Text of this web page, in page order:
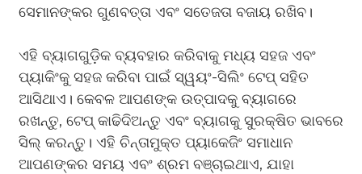
ସେମାନଙ୍କର ଗୁଣବତ୍ତା ଏବଂ ସତେଜତା ବଜାୟ ରଖିବ।
ଏହି ବ୍ୟାଗଗୁଡ଼ିକ ବ୍ୟବହାର କରିବାକୁ ମଧ୍ୟ ସହଜ ଏବଂ
ପ୍ୟାକିଂକୁ ସହଜ କରିବା ପାଇଁ ସ୍ୱୟଂ-ସିଲିଂ ଟେପ୍ ସହିତ
ଆସିଥାଏ। କେବଳ ଆପଣଙ୍କ ଉତ୍ପାଦକୁ ବ୍ୟାଗରେ
ରଖନ୍ତୁ, ଟେପ୍ କାଢିଦିଅନ୍ତୁ ଏବଂ ବ୍ୟାଗକୁ ସୁରକ୍ଷିତ ଭାବରେ
ସିଲ୍ କରନ୍ତୁ। ଏହି ଚିନ୍ତାମୁକ୍ତ ପ୍ୟାକେଜିଂ ସମାଧାନ
ଆପଣଙ୍କର ସମୟ ଏବଂ ଶ୍ରମ ବଞ୍ଚାଇଥାଏ, ଯାହା